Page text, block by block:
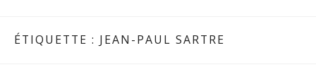
ÉTIQUETTE : JEAN-PAUL SARTRE